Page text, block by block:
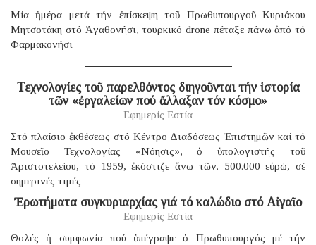
Μία ἡμέρα μετά τήν ἐπίσκεψη τοῦ Πρωθυπουργοῦ Κυριάκου
Μητσοτάκη στό Ἀγαθονήσι, τουρκικό drone πέταξε πάνω ἀπό τό
Φαρμακονήσι
Τεχνολογίες τοῦ παρελθόντος διηγοῦνται τήν ἱστορία
τῶν «ἐργαλείων πού ἄλλαξαν τόν κόσμο»
Εφημερίς Εστία
Στό πλαίσιο ἐκθέσεως στό Κέντρο Διαδόσεως Ἐπιστημῶν καί τό
Μουσεῖο Τεχνολογίας «Νόησις», ὁ ὑπολογιστής τοῦ
Ἀριστοτελείου, τό 1959, ἐκόστιζε ἄνω τῶν. 500.000 εὐρώ, σέ
σημερινές τιμές
Ἐρωτήματα συγκυριαρχίας γιά τό καλώδιο στό Αἰγαῖο
Εφημερίς Εστία
Θολές ἡ συμφωνία πού ὑπέγραψε ὁ Πρωθυπουργός μέ τήν